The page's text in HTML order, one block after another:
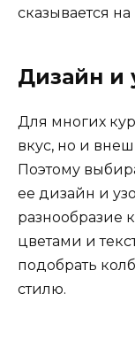
сказывается
Дизайн и
Для многих
вкус, но и
Поэтому
ее дизайн и
разнообразие
цветами и
подобрать
стилю.